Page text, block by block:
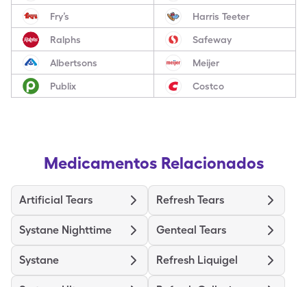
Fry’s Harris Teeter
Ralphs Safeway
Albertsons Meijer
Publix Costco
Medicamentos Relacionados
Artificial Tears Refresh Tears
Systane Nighttime Genteal Tears
Systane Refresh Liquigel